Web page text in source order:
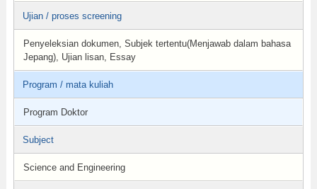
Ujian / proses screening
Penyeleksian dokumen, Subjek tertentu(Menjawab dalam bahasa
Jepang), Ujian lisan, Essay
Program / mata kuliah
Program Doktor
Subject
Science and Engineering